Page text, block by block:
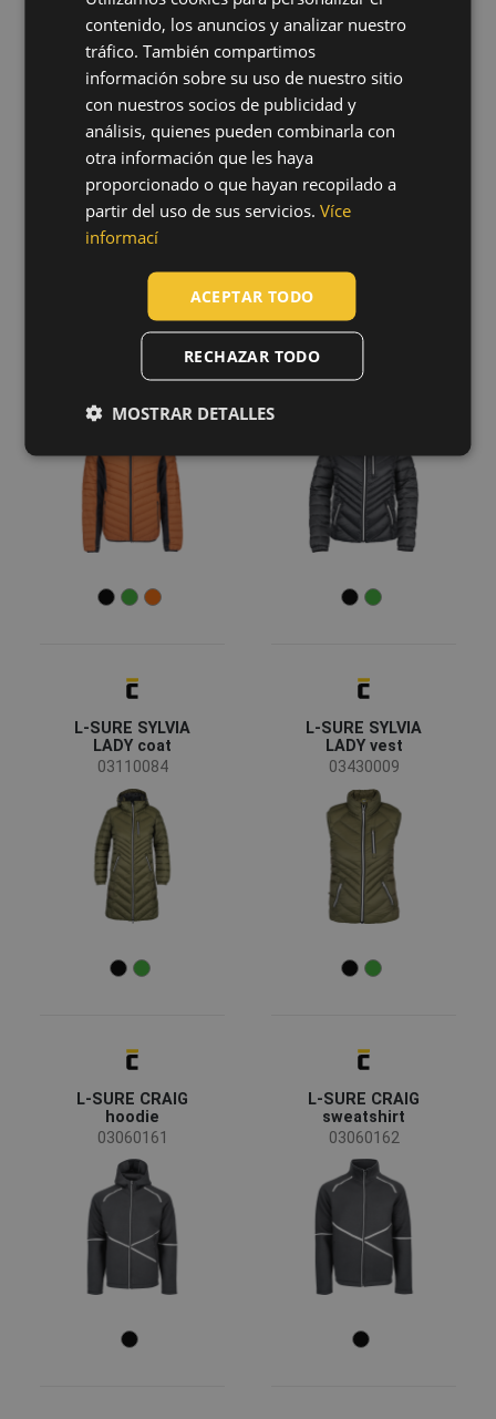
Regular
Diseño ajustado
STRETCH
softshell jacket
03010724
sweatshirt
03060164
L-SURE WALSH
jacket
L-SURE SYLVIA
LADY jacket
L-SURE SYLVIA
LADY coat
03110084
L-SURE SYLVIA
LADY vest
03430009
L-SURE CRAIG
hoodie
03060161
L-SURE CRAIG
sweatshirt
03060162
CZECH
HUNGARIAN
SLOVAK
POLISH
SPANISH
FRENCH
contenido, los anuncios y analizar nuestro
tráfico. También compartimos
información sobre su uso de nuestro sitio
con nuestros socios de publicidad y
análisis, quienes pueden combinarla con
otra información que les haya
proporcionado o que hayan recopilado a
partir del uso de sus servicios. Více
informací
ACEPTAR TODO
RECHAZAR TODO
MOSTRAR DETALLES